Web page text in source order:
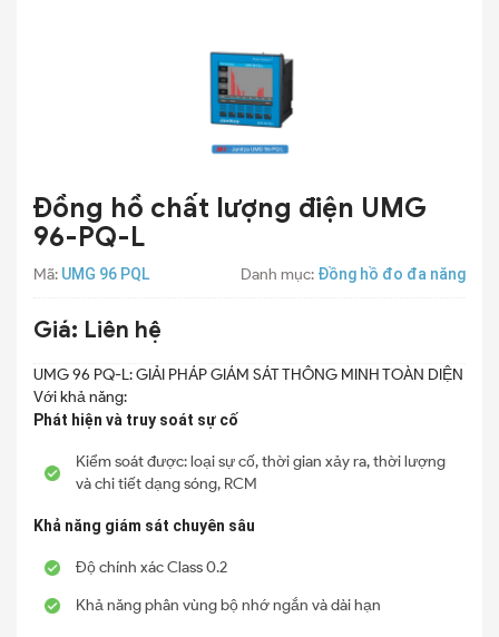
Đồng hồ chất lượng điện UMG
96-PQ-L
Mã: UMG 96 PQL Danh mục: Đồng hồ đo đa năng
Giá: Liên hệ
UMG 96 PQ-L: GIẢI PHÁP GIÁM SÁT THÔNG MINH TOÀN DIỆN
Với khả năng:
Phát hiện và truy soát sự cố
Kiểm soát được: loại sự cố, thời gian xảy ra, thời lượng
và chi tiết dạng sóng, RCM
Khả năng giám sát chuyên sâu
Độ chính xác Class 0.2
Khả năng phân vùng bộ nhớ ngắn và dài hạn